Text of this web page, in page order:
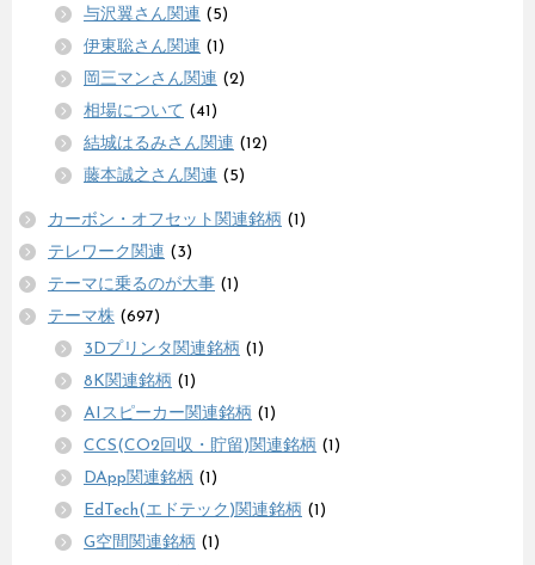
与沢翼さん関連 (5)
伊東聡さん関連 (1)
岡三マンさん関連 (2)
相場について (41)
結城はるみさん関連 (12)
藤本誠之さん関連 (5)
カーボン・オフセット関連銘柄 (1)
テレワーク関連 (3)
テーマに乗るのが大事 (1)
テーマ株 (697)
3Dプリンタ関連銘柄 (1)
8K関連銘柄 (1)
AIスピーカー関連銘柄 (1)
CCS(CO2回収・貯留)関連銘柄 (1)
DApp関連銘柄 (1)
EdTech(エドテック)関連銘柄 (1)
G空間関連銘柄 (1)